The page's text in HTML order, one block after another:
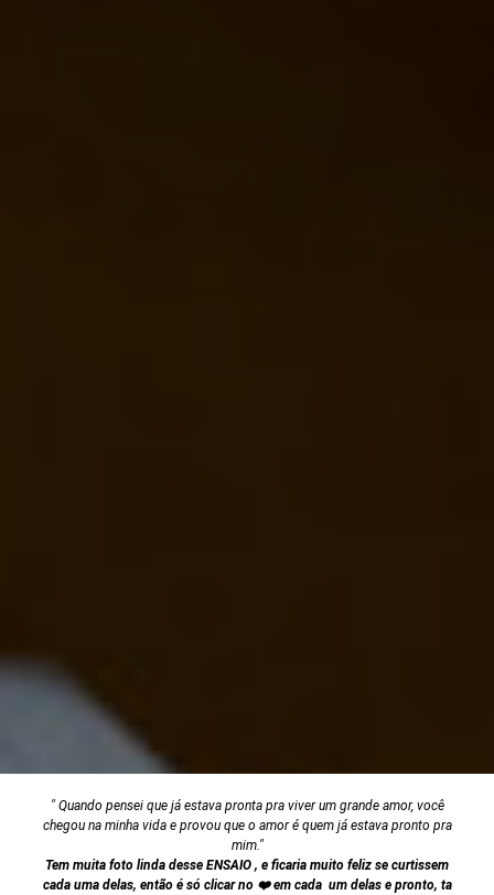
" Quando pensei que já estava pronta pra viver um grande amor, você
chegou na minha vida e provou que o amor é quem já estava pronto pra
mim."
Tem muita foto linda desse ENSAIO , e ficaria muito feliz se curtissem
cada uma delas, então é só clicar no ❤️ em cada um delas e pronto, ta